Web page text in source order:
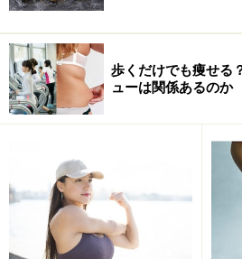
歩くだけでも痩せる
ューは関係あるのか